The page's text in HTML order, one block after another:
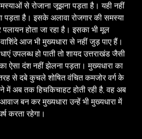
से रोजाना जूझना पड़ता है। यही नहीं
पड़ता है। इसके अलावा रोजगार की समस्या
पलायन होता जा रहा है। इसका भी मूल
आज भी मुख्यधारा से नहीं जुड़ पाए हैं।
उपलब्ध हो पाती तो शायद उत्तराखंड जैसी
ऐसा दंश नहीं झेलना पड़ता। मुख्यधारा का
से दबे कुचले शोषित वंचित कमजोर वर्ग के
में अब तक हिचकिचाहट होती रही है, वह अब
बन कर मुख्यधारा उन्हें भी मुख्यधारा में
करता रहेगा।